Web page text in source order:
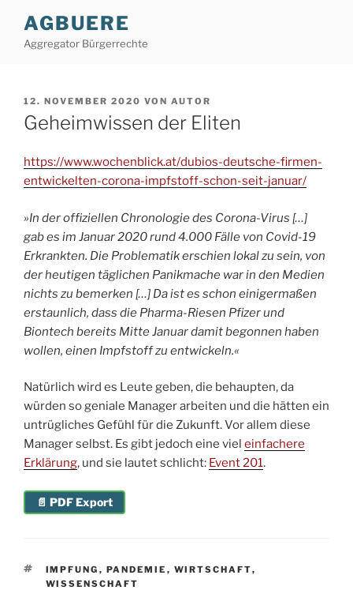
Inhalt
springen
AGBUERE
Aggregator Bürgerrechte
VERÖFFENTLICHT
AM
12. NOVEMBER 2020 VON AUTOR
Geheimwissen der Eliten
https://www.wochenblick.at/dubios-deutsche-firmen-
entwickelten-corona-impfstoff-schon-seit-januar/
»In der offiziellen Chronologie des Corona-Virus […]
gab es im Januar 2020 rund 4.000 Fälle von Covid-19
Erkrankten. Die Problematik erschien lokal zu sein, von
der heutigen täglichen Panikmache war in den Medien
nichts zu bemerken […] Da ist es schon einigermaßen
erstaunlich, dass die Pharma-Riesen Pfizer und
Biontech bereits Mitte Januar damit begonnen haben
wollen, einen Impfstoff zu entwickeln.«
Natürlich wird es Leute geben, die behaupten, da
würden so geniale Manager arbeiten und die hätten ein
untrügliches Gefühl für die Zukunft. Vor allem diese
Manager selbst. Es gibt jedoch eine viel einfachere
Erklärung, und sie lautet schlicht: Event 201.
📄 PDF Export
SCHLAGWÖRTER
IMPFUNG , PANDEMIE , WIRTSCHAFT,
WISSENSCHAFT